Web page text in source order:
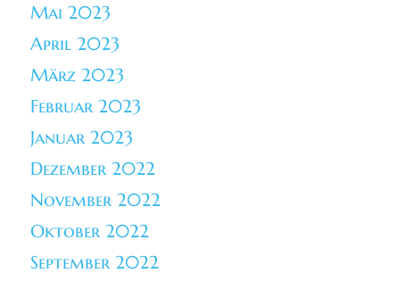
Mai 2023
April 2023
März 2023
Februar 2023
Januar 2023
Dezember 2022
November 2022
Oktober 2022
September 2022